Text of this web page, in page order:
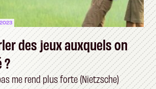
des jeux auxquels on
?
me rend plus forte (Nietzsche)